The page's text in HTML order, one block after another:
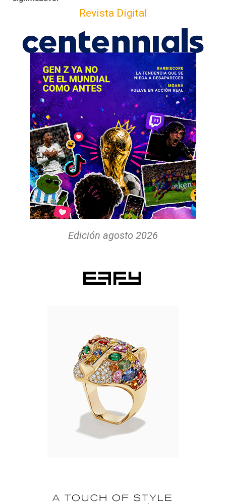
Revista Digital
Edición agosto 2026